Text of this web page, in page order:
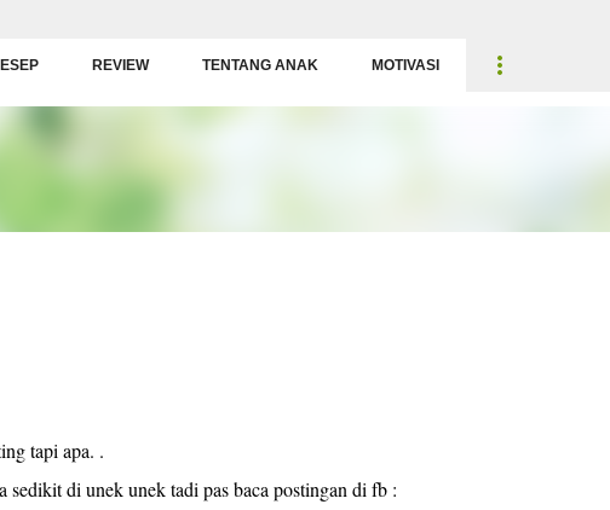
REVIEW TENTANG ANAK MOTIVASI
tapi apa. .
sedikit di unek unek tadi pas baca postingan di fb :